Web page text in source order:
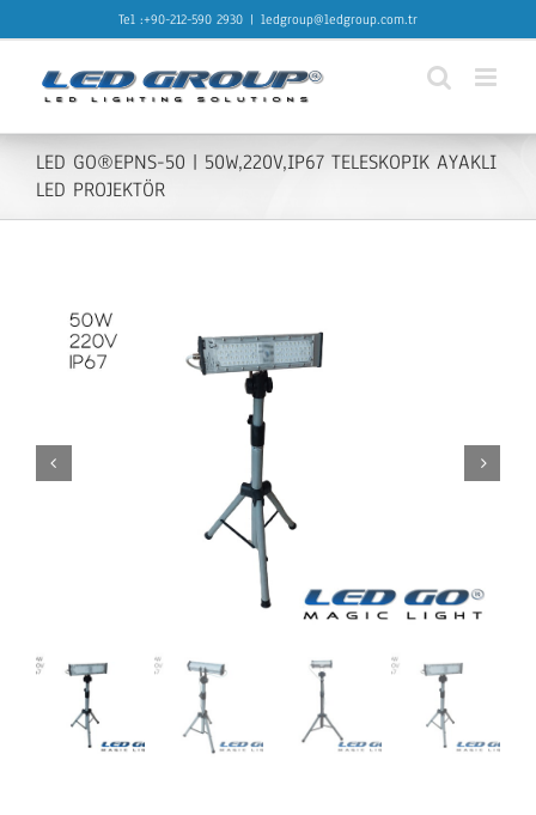
to
Tel :+90-212-590 2930 | ledgroup@ledgroup.com.tr
LED GO®EPNS-50 | 50W,220V,IP67 TELESKOPIK AYAKLI
LED PROJEKTÖR